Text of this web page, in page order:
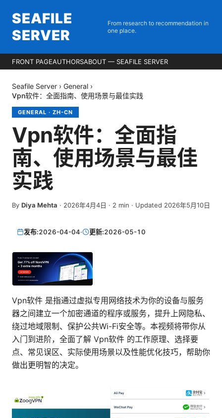
SEAFILE
SERVER
From research to recommendation in
one place.
FRONT PAGEAUTHORSABOUT — SEAFILE SERVER
Seafile Server › General ›
Vpn软件：全面指南、使用场景与最佳实践
GENERAL · ZH-CN
Vpn软件：全面指
南、使用场景与最佳
实践
By Diya Mehta · 2026年4月4日 · 2 min · Updated 2026年5月10日
发布:2026-04-04· 更新:2026-05-10
Vpn软件 是指通过虚拟专用网络技术为你的设备与服务
器之间建立一个加密通道的程序或服务，提升上网隐私、
绕过地域限制、保护公共Wi-Fi安全等。本视频将带你从
入门到进阶，全面了解 Vpn软件 的工作原理、选择要
点、常见误区、实际使用场景以及性能优化技巧，帮助你
做出更明智的决定。